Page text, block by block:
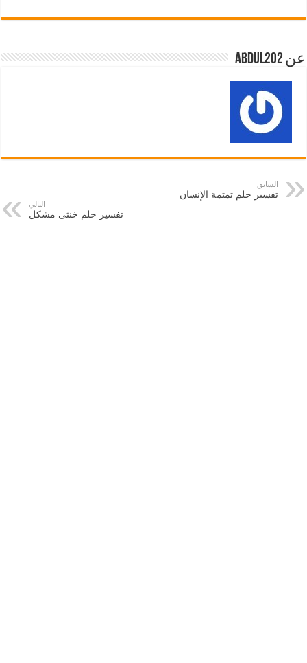
عن abdul202
السابق
تفسير حلم تمتمة الإنسان
التالي
تفسير حلم خنثى مشكل